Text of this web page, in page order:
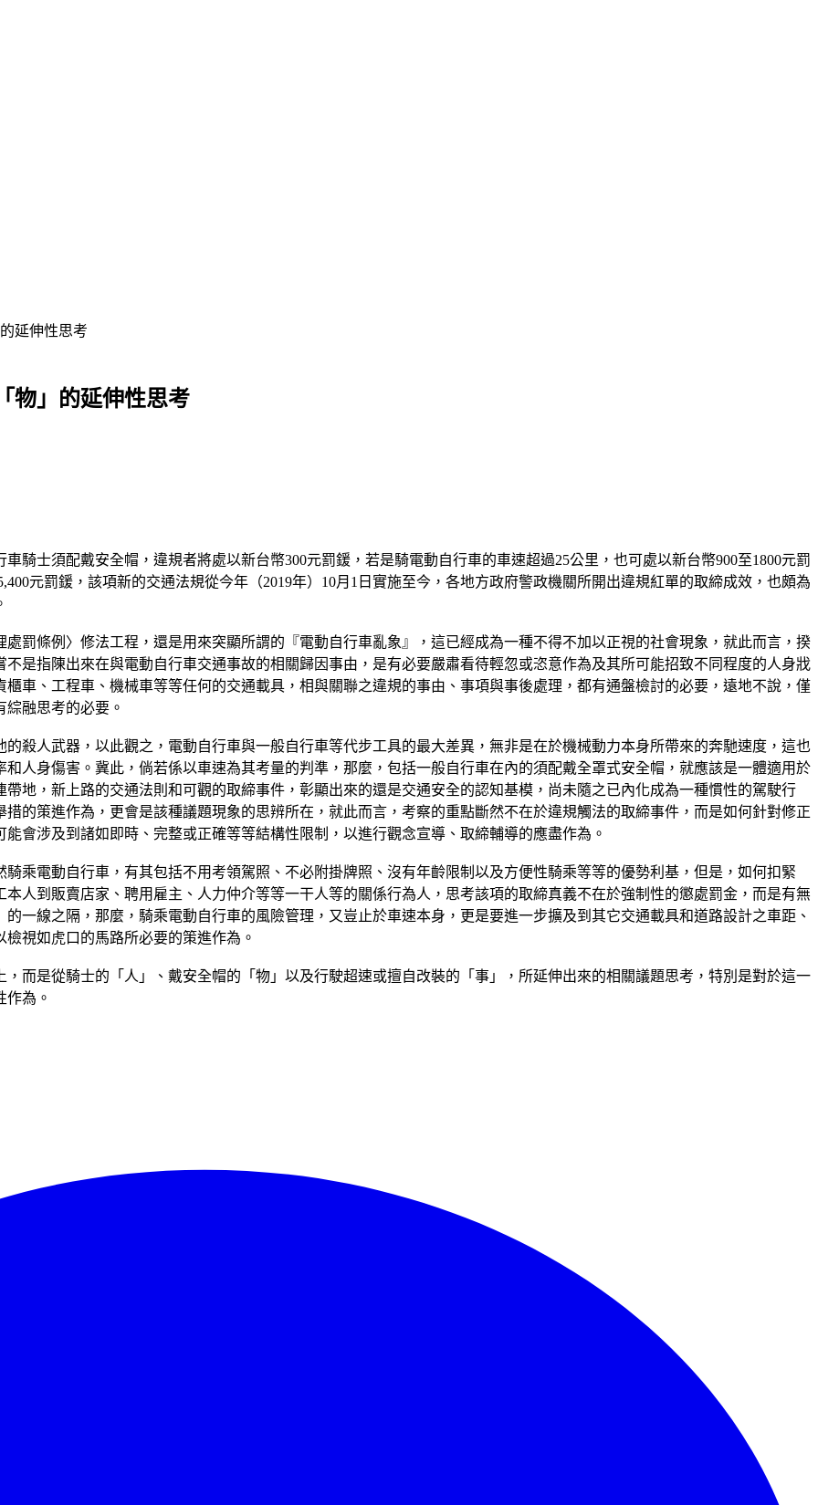
延伸性思考
物」的延伸性思考
騎士須配戴安全帽，違規者將處以新台幣300元罰鍰，若是騎電動自行車的車速超過25公里，也可處以新台幣900至1800元罰
元罰鍰，該項新的交通法規從今年（2019年）10月1日實施至今，各地方政府警政機關所開出違規紅單的取締成效，也頗為
罰條例〉修法工程，還是用來突顯所謂的『電動自行車亂象』，這已經成為一種不得不加以正視的社會現象，就此而言，揆
是指陳出來在與電動自行車交通事故的相關歸因事由，是有必要嚴肅看待輕忽或恣意作為及其所可能招致不同程度的人身戕
車、工程車、機械車等等任何的交通載具，相與關聯之違規的事由、事項與事後處理，都有通盤檢討的必要，遠地不說，僅
融思考的必要。
殺人武器，以此觀之，電動自行車與一般自行車等代步工具的最大差異，無非是在於機械動力本身所帶來的奔馳速度，這也
人身傷害。冀此，倘若係以車速為其考量的判準，那麼，包括一般自行車在內的須配戴全罩式安全帽，就應該是一體適用於
地，新上路的交通法則和可觀的取締事件，彰顯出來的還是交通安全的認知基模，尚未隨之已內化成為一種慣性的駕駛行
的策進作為，更會是該種議題現象的思辨所在，就此而言，考察的重點斷然不在於違規觸法的取締事件，而是如何針對修正
會涉及到諸如即時、完整或正確等等結構性限制，以進行觀念宣導、取締輔導的應盡作為。
乘電動自行車，有其包括不用考領駕照、不必附掛牌照、沒有年齡限制以及方便性騎乘等等的優勢利基，但是，如何扣緊
人到販賣店家、聘用雇主、人力仲介等等一干人等的關係行為人，思考該項的取締真義不在於強制性的懲處罰金，而是有無
一線之隔，那麼，騎乘電動自行車的風險管理，又豈止於車速本身，更是要進一步擴及到其它交通載具和道路設計之車距、
視如虎口的馬路所必要的策進作為。
而是從騎士的「人」、戴安全帽的「物」以及行駛超速或擅自改裝的「事」，所延伸出來的相關議題思考，特別是對於這一
為。